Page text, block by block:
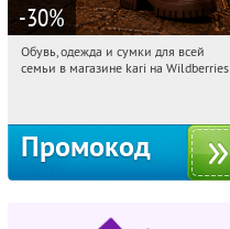
-30%
09:39:34 Получили:
Обувь, одежда и сумки для всей
семьи в магазине kari на Wildberries
Промокод